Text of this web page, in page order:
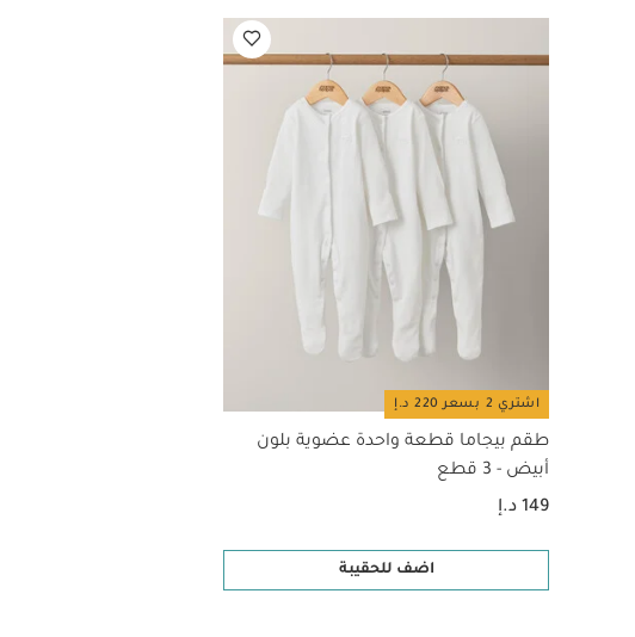
اشتري 2 بسعر 220 د.إ
طقم بيجاما قطعة واحدة عضوية بلون
أبيض - 3 قطع
149 د.إ
اضف للحقيبة